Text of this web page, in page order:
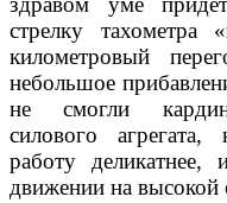
стрелку тахометра
километровый
небольшое
не смогли
силового
работу деликатнее,
движении на высокой